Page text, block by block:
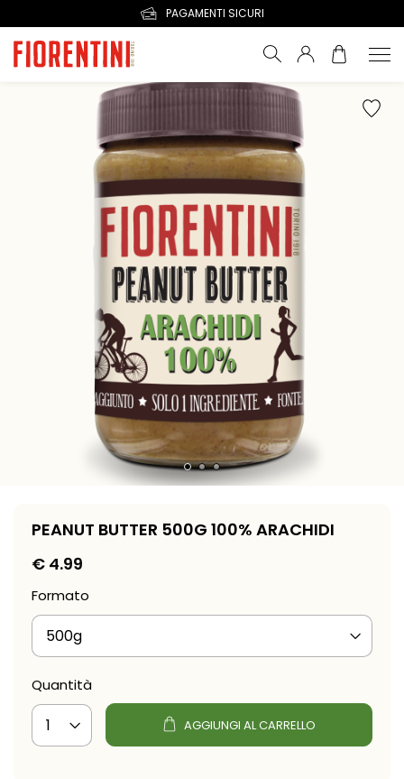
PAGAMENTI SICURI
PEANUT BUTTER 500G 100% ARACHIDI
€ 4.99
Formato
Quantità
AGGIUNGI AL CARRELLO